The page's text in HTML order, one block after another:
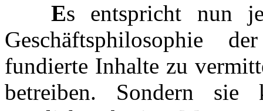
Es entspricht nun
Geschäftsphilosophie
fundierte Inhalte zu
betreiben. Sondern sie